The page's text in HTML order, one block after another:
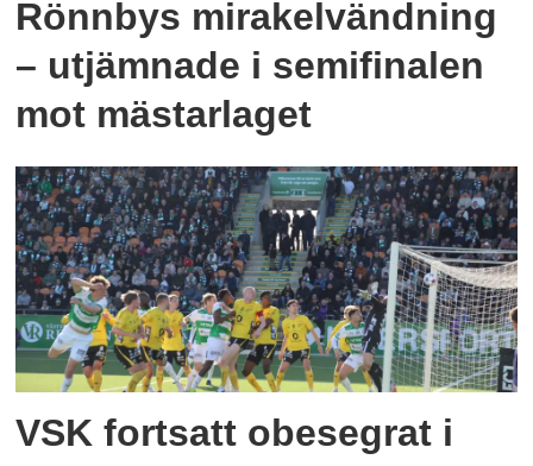
Rönnbys mirakelvändning
– utjämnade i semifinalen
mot mästarlaget
VSK fortsatt obesegrat i